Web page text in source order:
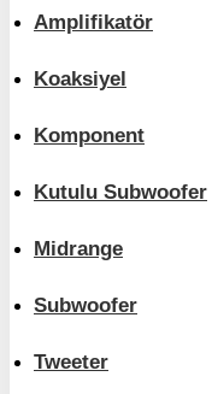
Amplifikatör
Koaksiyel
Komponent
Kutulu Subwoofer
Midrange
Subwoofer
Tweeter